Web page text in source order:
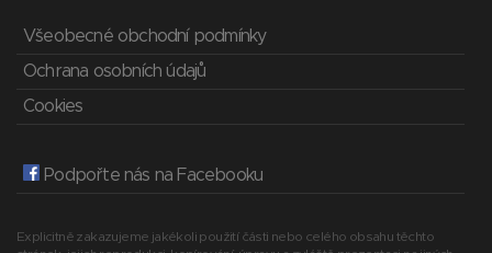
Všeobecné obchodní podmínky
Ochrana osobních údajů
Cookies
Podpořte nás na Facebooku
Explicitně zakazujeme jakékoli použití části nebo celého obsahu těchto